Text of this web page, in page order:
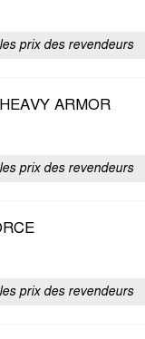
prix des revendeurs
ARMOR
prix des revendeurs
prix des revendeurs